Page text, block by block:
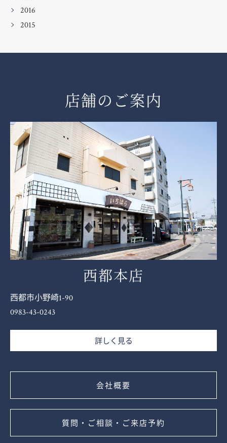
2016
2015
店舗のご案内
西都本店
西都市小野崎1-90
0983-43-0243
詳しく見る
会社概要
質問・ご相談・ご来店予約